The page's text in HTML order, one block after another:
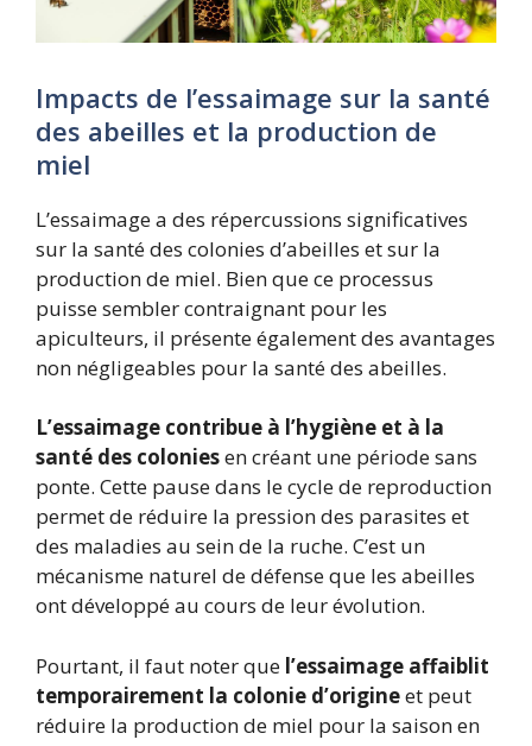
Impacts de l’essaimage sur la santé
des abeilles et la production de
miel
L’essaimage a des répercussions significatives
sur la santé des colonies d’abeilles et sur la
production de miel. Bien que ce processus
puisse sembler contraignant pour les
apiculteurs, il présente également des avantages
non négligeables pour la santé des abeilles.
L’essaimage contribue à l’hygiène et à la
santé des coloniesen créant une période sans
ponte. Cette pause dans le cycle de reproduction
permet de réduire la pression des parasites et
des maladies au sein de la ruche. C’est un
mécanisme naturel de défense que les abeilles
ont développé au cours de leur évolution.
Pourtant, il faut noter que l’essaimage affaiblit
temporairement la colonie d’origineet peut
réduire la production de miel pour la saison en